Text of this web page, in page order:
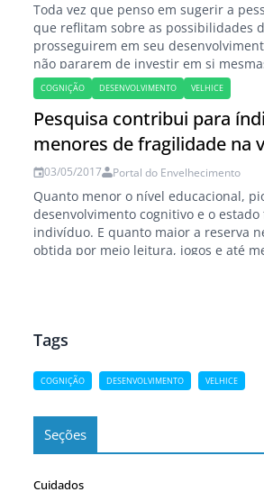
Toda vez que penso em sugerir a
que reflitam sobre as possibilidades
prosseguirem em seu
não pararem de investir em si
sua plena realização, acabo me
perguntas: Waldir Bíscaro * 1 - Tem
altura do campeonato,…
COGNIÇÃO DESENVOLVIMENTO VELHICE
Pesquisa contribui para
menores de fragilidade na
03/05/2017 Portal do Envelhecimento
Quanto menor o nível educacional,
desenvolvimento cognitivo e o estado
indivíduo. E quanto maior a reserva
obtida por meio leitura, jogos e até
Tags
COGNIÇÃO DESENVOLVIMENTO VELHICE
Seções
Cuidados